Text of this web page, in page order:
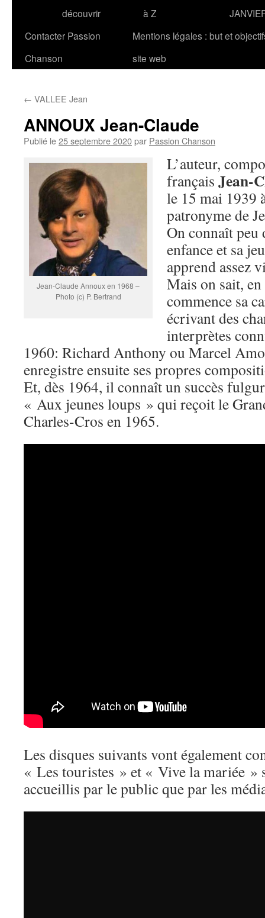
découvrir
à Z
Contacter Passion
Chanson
Mentions légales : but et
site web
← VALLEE Jean
ANNOUX Jean-Claude
Publié le25 septembre 2020par Passion Chanson
Jean-Claude Annoux en 1968 –
Photo (c) P. Bertrand
L’auteur,
français Jean-
le 15 mai 1939
patronyme de
On connaît peu
enfance et sa
apprend assez
Mais on sait,
commence sa
écrivant des
interprètes
1960: Richard Anthony ou Marcel
enregistre ensuite ses propres
Et, dès 1964, il connaît un succès
« Aux jeunes loups » qui reçoit le
Charles-Cros en 1965.
Les disques suivants vont également
« Les touristes » et « Vive la mariée »
accueillis par le public que par les